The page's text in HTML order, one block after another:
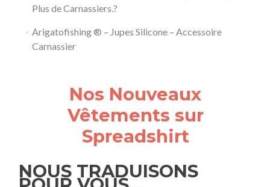
Plus de Carnassiers.?
Arigatofishing ® – Jupes Silicone – Accessoire
Carnassier
Nos Nouveaux
Vêtements sur
Spreadshirt
NOUS TRADUISONS